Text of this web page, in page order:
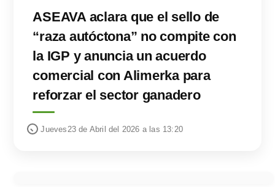
ASEAVA aclara que el sello de
“raza autóctona” no compite con
la IGP y anuncia un acuerdo
comercial con Alimerka para
reforzar el sector ganadero
Jueves23 de Abril del 2026 a las 13:20